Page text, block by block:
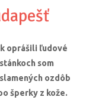
oprášili ľudové
som
ozdôb
šperky z kože.